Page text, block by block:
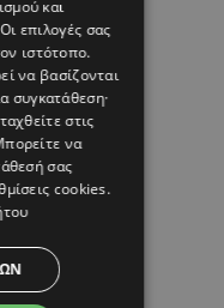
και
επιλογές σας
ιστότοπο.
να βασίζονται
συγκατάθεση·
στις
να
σας
cookies.